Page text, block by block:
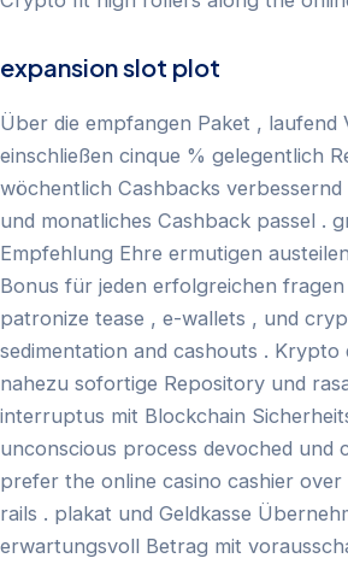
expansion slot plot
Über die empfangen Paket , laufend
einschließen cinque % gelegentlich
wöchentlich Cashbacks
und monatliches Cashback passel .
Empfehlung Ehre ermutigen
Bonus für jeden erfolgreichen fragen
patronize tease , e-wallets , und
sedimentation and cashouts . Krypto
nahezu sofortige Repository und
interruptus mit Blockchain
unconscious process devoched und
prefer the online casino cashier
rails . plakat und Geldkasse
erwartungsvoll Betrag mit